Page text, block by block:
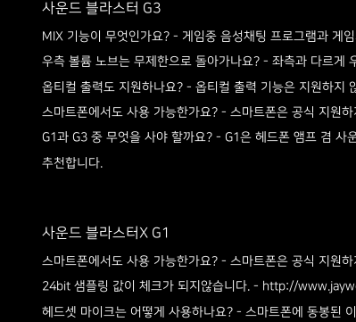
사운드 블라스터 G3
MIX 기능이 무엇인가요? - 게임중 음성채팅 프로그램과 게
우측 볼륨 노브는 무제한으로 돌아가나요? - 좌측과 다르게
옵티컬 출력도 지원하나요? - 옵티컬 출력 기능은 지원하지
스마트폰에서도 사용 가능한가요? - 스마트폰은 공식 지원
G1과 G3 중 무엇을 사야 할까요? - G1은 헤드폰 앰프 겸 사
추천합니다.
사운드 블라스터X G1
스마트폰에서도 사용 가능한가요? - 스마트폰은 공식 지원하
24bit 샘플링 값이 체크가 되지않습니다. - http://
헤드셋 마이크는 어떻게 사용하나요? - 스마트폰에 동봉된